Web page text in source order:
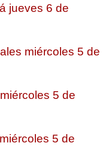
jueves 6 de
miércoles 5 de
5 de
5 de